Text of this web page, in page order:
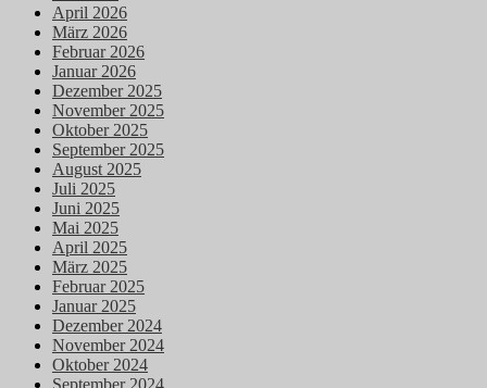
April 2026
März 2026
Februar 2026
Januar 2026
Dezember 2025
November 2025
Oktober 2025
September 2025
August 2025
Juli 2025
Juni 2025
Mai 2025
April 2025
März 2025
Februar 2025
Januar 2025
Dezember 2024
November 2024
Oktober 2024
September 2024